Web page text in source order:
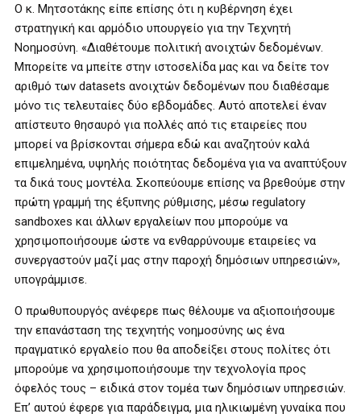
Ο κ. Μητσοτάκης είπε επίσης ότι η κυβέρνηση έχει
στρατηγική και αρμόδιο υπουργείο για την Τεχνητή
Νοημοσύνη. «Διαθέτουμε πολιτική ανοιχτών δεδομένων.
Μπορείτε να μπείτε στην ιστοσελίδα μας και να δείτε τον
αριθμό των datasets ανοιχτών δεδομένων που διαθέσαμε
μόνο τις τελευταίες δύο εβδομάδες. Αυτό αποτελεί έναν
απίστευτο θησαυρό για πολλές από τις εταιρείες που
μπορεί να βρίσκονται σήμερα εδώ και αναζητούν καλά
επιμελημένα, υψηλής ποιότητας δεδομένα για να αναπτύξουν
τα δικά τους μοντέλα. Σκοπεύουμε επίσης να βρεθούμε στην
πρώτη γραμμή της έξυπνης ρύθμισης, μέσω regulatory
sandboxes και άλλων εργαλείων που μπορούμε να
χρησιμοποιήσουμε ώστε να ενθαρρύνουμε εταιρείες να
συνεργαστούν μαζί μας στην παροχή δημόσιων υπηρεσιών»,
υπογράμμισε.
Ο πρωθυπουργός ανέφερε πως θέλουμε να αξιοποιήσουμε
την επανάσταση της τεχνητής νοημοσύνης ως ένα
πραγματικό εργαλείο που θα αποδείξει στους πολίτες ότι
μπορούμε να χρησιμοποιήσουμε την τεχνολογία προς
όφελός τους – ειδικά στον τομέα των δημόσιων υπηρεσιών.
Επ’ αυτού έφερε για παράδειγμα, μια ηλικιωμένη γυναίκα που